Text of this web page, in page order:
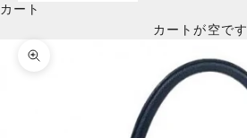
カート
カートが空です
ズームイン